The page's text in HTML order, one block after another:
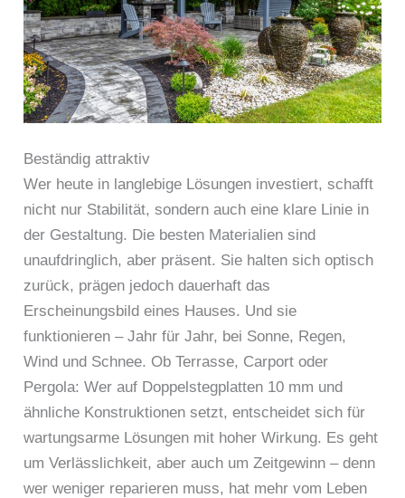
Beständig attraktiv
Wer heute in langlebige Lösungen investiert, schafft
nicht nur Stabilität, sondern auch eine klare Linie in
der Gestaltung. Die besten Materialien sind
unaufdringlich, aber präsent. Sie halten sich optisch
zurück, prägen jedoch dauerhaft das
Erscheinungsbild eines Hauses. Und sie
funktionieren – Jahr für Jahr, bei Sonne, Regen,
Wind und Schnee. Ob Terrasse, Carport oder
Pergola: Wer auf Doppelstegplatten 10 mm und
ähnliche Konstruktionen setzt, entscheidet sich für
wartungsarme Lösungen mit hoher Wirkung. Es geht
um Verlässlichkeit, aber auch um Zeitgewinn – denn
wer weniger reparieren muss, hat mehr vom Leben